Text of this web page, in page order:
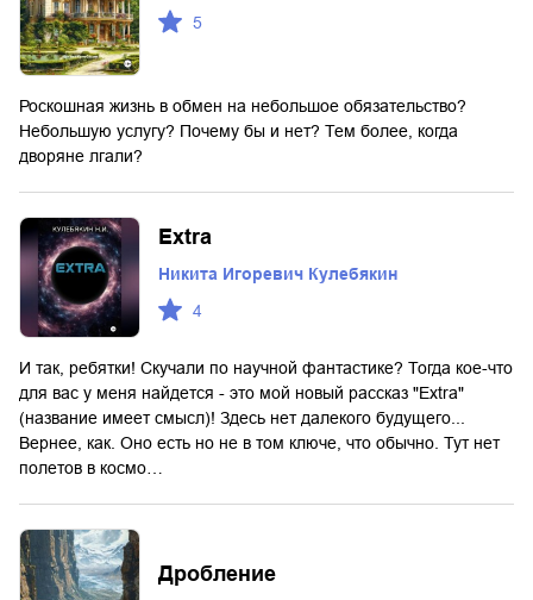
5
Роскошная жизнь в обмен на небольшое обязательство?
Небольшую услугу? Почему бы и нет? Тем более, когда
дворяне лгали?
Extra
Никита Игоревич Кулебякин
4
И так, ребятки! Скучали по научной фантастике? Тогда кое-что
для вас у меня найдется - это мой новый рассказ "Extra"
(название имеет смысл)! Здесь нет далекого будущего...
Вернее, как. Оно есть но не в том ключе, что обычно. Тут нет
полетов в космо…
Дробление